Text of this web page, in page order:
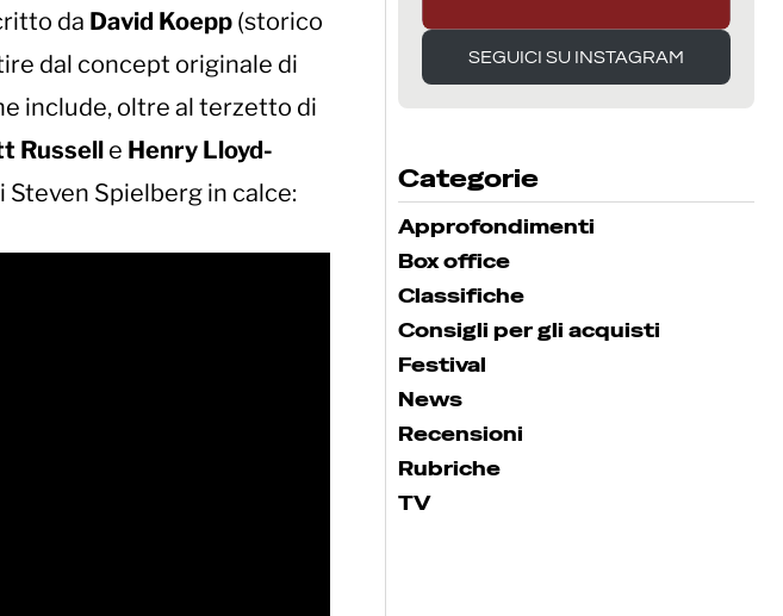
da David Koepp (storico
dal concept originale di
include, oltre al terzetto di
Russell e Henry Lloyd-
Steven Spielberg in calce:
SEGUICI SU INSTAGRAM
SEGUICI SU INSTAGRAM
Categorie
Approfondimenti
Box office
Classifiche
Consigli per gli acquisti
Festival
News
Recensioni
Rubriche
TV